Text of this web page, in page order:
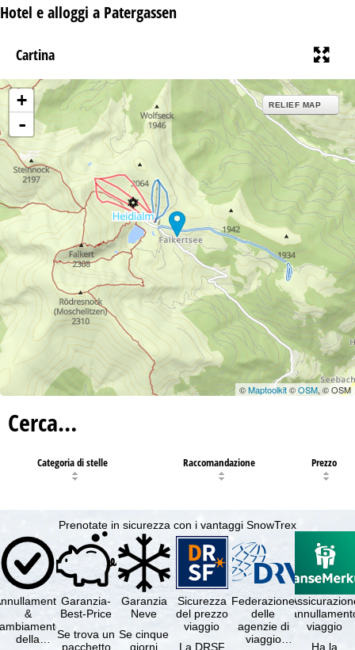
Hotel e alloggi a Patergassen
Cartina
+
-
RELIEF MAP
©Maptoolkit©OSM, © OSM
Cerca…
Categoria di stelle Raccomandazione Prezzo
Prenotate in sicurezza con i vantaggi SnowTrex
&
della
Garanzia-
Best-Price
Se trova un
pacchetto
Garanzia
Neve
Se cinque
giorni
Sicurezza
del prezzo
viaggio
La DRSF
Federazione
delle
agenzie di
viaggio
viaggio
Ha la